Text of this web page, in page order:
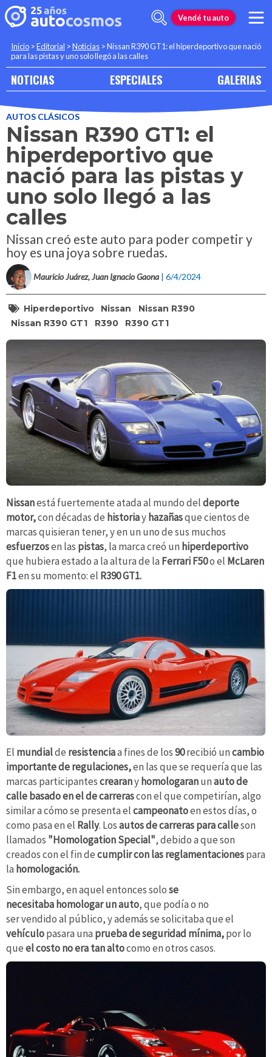
Vendé tu auto
Inicio >Editorial >Noticias >Nissan R390 GT1: el hiperdeportivo que nació
para las pistas y uno solo llegó a las calles
NOTICIAS ESPECIALES GALERIAS
AUTOS CLÁSICOS
Nissan R390 GT1: el
hiperdeportivo que
nació para las pistas y
uno solo llegó a las
calles
Nissan creó este auto para poder competir y
hoy es una joya sobre ruedas.
Mauricio Juárez, Juan Ignacio Gaona | 6/4/2024
Hiperdeportivo Nissan
Nissan R390
Nissan R390 GT1
R390 R390 GT1
Nissanestá fuertemente atada al mundo deldeporte
motor,con décadas de historiay hazañasque cientos de
marcas quisieran tener, y en un uno de sus muchos
esfuerzosen las pistas, la marca creó un hiperdeportivo
que hubiera estado a la altura de la Ferrari F50o el McLaren
F1en su momento: el R390 GT1.
El mundialde resistenciaa fines de los90recibió uncambio
importante de regulaciones,en las quese requería que las
marcas participantescrearany homologaranunauto de
calle basado en el de carrerascon el que competirían, algo
similar a cómo se presenta elcampeonatoen estos días, o
como pasa en el Rally. Losautos de carreras para calleson
llamados "Homologation Special", debido a que son
creados con el fin decumplir con las reglamentacionespara
la homologación.
Sin embargo, en aquel entonces solose
necesitaba homologar un auto, que podía o no
ser vendido al público, y además se solicitaba que el
vehículopasara una prueba de seguridad mínima,por lo
queel costo no era tan altocomo en otros casos.